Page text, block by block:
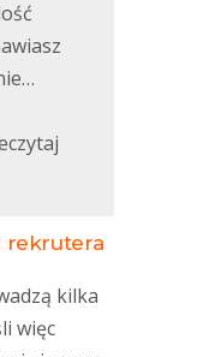
rekrutera
kilka
więc